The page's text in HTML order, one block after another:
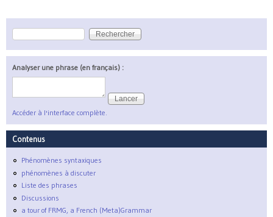
Formulaire de recherche
Rechercher
Analyser une phrase (en français) :
Accéder à l'interface complète.
Contenus
Phénomènes syntaxiques
phénomènes à discuter
Liste des phrases
Discussions
a tour of FRMG, a French (Meta)Grammar